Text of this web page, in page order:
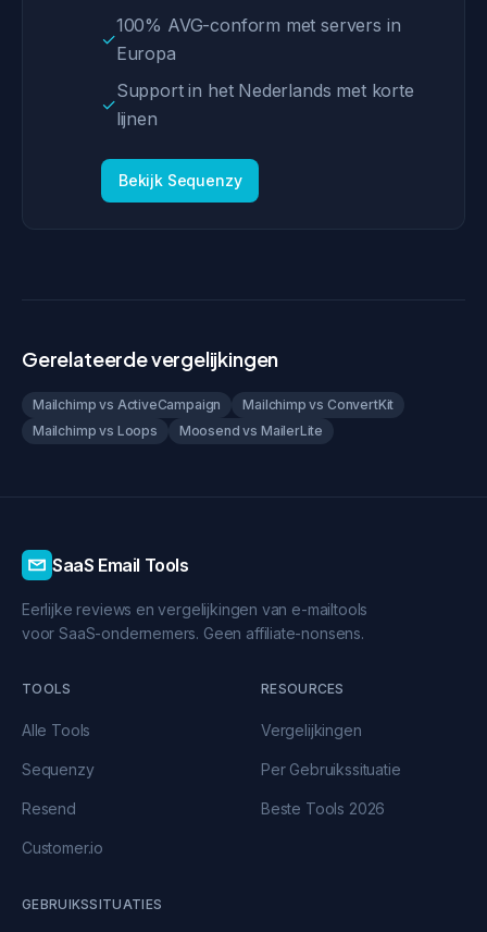
✓
100% AVG-conform met servers in
Europa
✓
Support in het Nederlands met korte
lijnen
Bekijk Sequenzy
Gerelateerde vergelijkingen
Mailchimp vs ActiveCampaign
Mailchimp vs ConvertKit
Mailchimp vs Loops
Moosend vs MailerLite
SaaS Email Tools
Eerlijke reviews en vergelijkingen van e-mailtools
voor SaaS-ondernemers. Geen affiliate-nonsens.
TOOLS
Alle Tools
Sequenzy
Resend
Customer.io
RESOURCES
Vergelijkingen
Per Gebruikssituatie
Beste Tools 2026
GEBRUIKSSITUATIES